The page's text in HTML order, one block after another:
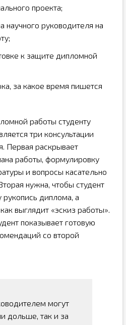
проекта;
научного руководителя на
к защите дипломной
за какое время пишется
работы студенту
три консультации
Первая раскрывает
работы, формулировку
и вопросы касательно
нужна, чтобы студент
рукопись диплома, а
выглядит «эскиз работы».
показывает готовую
со второй
могут
дольше, так и за